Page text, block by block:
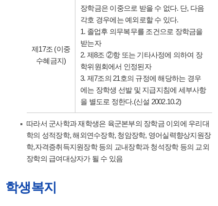
제17조 (이중
수혜금지)
장학금은 이중으로 받을 수 없다. 단, 다음
각호 경우에는 예외로할 수 있다.
1. 졸업후 의무복무를 조건으로 장학금을
받는자
2. 제8조 ②항 또는 기타사정에 의하여 장
학위원회에서 인정된자
3. 제7조의 21호의 규정에 해당하는 경우
에는 장학생 선발 및 지급지침에 세부사항
을 별도로 정한다.(신설 2002.10.2)
따라서 군사학과 재학생은 육군본부의 장학금 이외에 우리대
학의 성적장학, 해외연수장학, 청암장학, 영어실력향상지원장
학,자격증취득지원장학 등의 교내장학과 청석장학 등의 교외
장학의 급여대상자가 될 수 있음
학생복지